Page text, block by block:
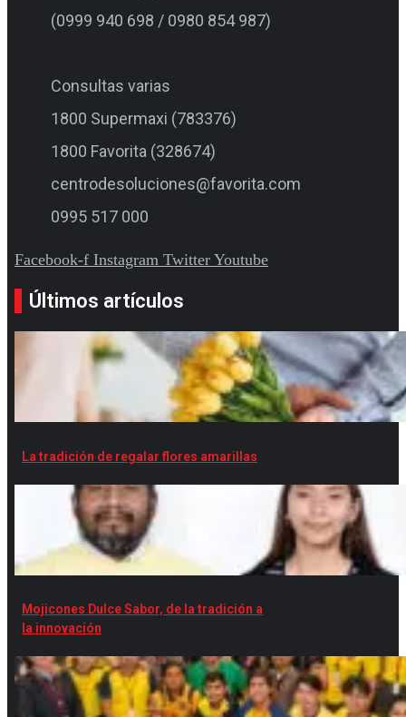
(0999 940 698 / 0980 854 987)
Consultas varias
1800 Supermaxi (783376)
1800 Favorita (328674)
centrodesoluciones@favorita.com
0995 517 000
Facebook-f Instagram Twitter Youtube
Últimos artículos
La tradición de regalar flores amarillas
Mojicones Dulce Sabor, de la tradición a
la innovación